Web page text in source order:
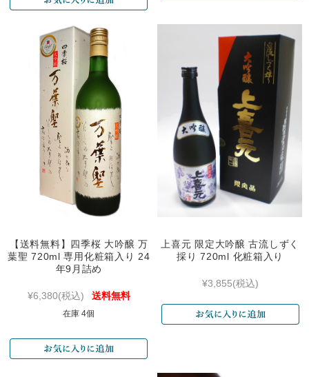
【送料無料】四季桜 大吟醸 万
葉聖 720ml 専用化粧箱入り 24
年9月詰め
¥6,380(税込) 送料無料
在庫 4個
上喜元 限定大吟醸 古流しずく
採り 720ml 化粧箱入り
¥3,855(税込)